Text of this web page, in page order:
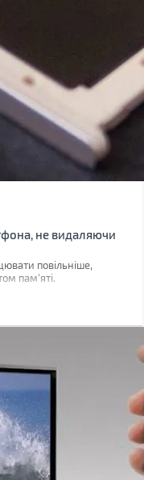
не видаляючи
повільніше,
пам'яті.